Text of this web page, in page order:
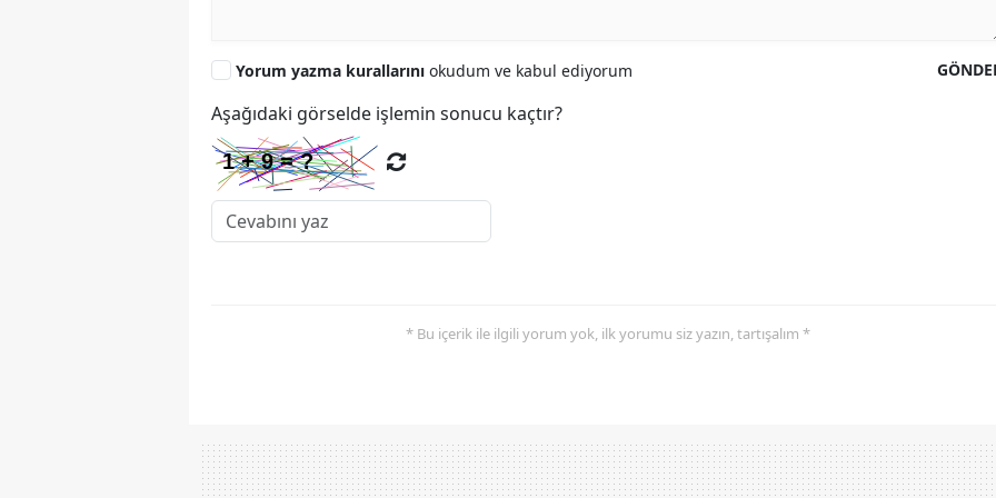
Yorum yazma kurallarını okudum ve kabul ediyorum
Aşağıdaki görselde işlemin sonucu kaçtır?
* Bu içerik ile ilgili yorum yok, ilk yorumu siz yazın, tartışalım *